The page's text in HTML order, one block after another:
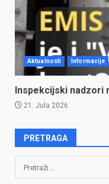
Aktualnosti Informacije
Inspekcijski nadzori
21. Jula 2026.
PRETRAGA
Pretraga: